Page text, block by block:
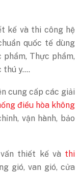
kế và thi công hệ
quốc tế dùng
phẩm, Thực phẩm,
thú y….
cung cấp các giải
điều hòa không
vận hành, bảo
thiết kế và thi
gió, van gió, cửa